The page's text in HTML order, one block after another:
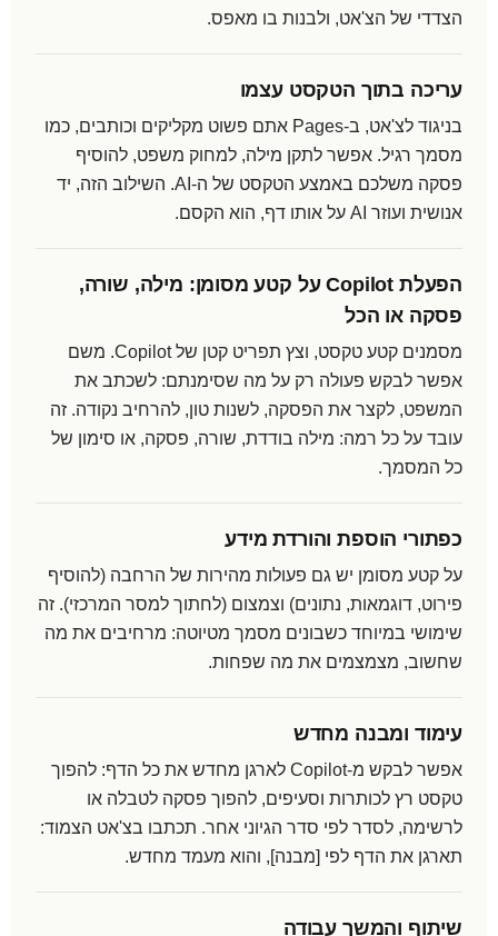
הצדדי של הצ'אט, ולבנות בו מאפס.
עריכה בתוך הטקסט עצמו
בניגוד לצ'אט, ב-Pages אתם פשוט מקליקים וכותבים, כמו
מסמך רגיל. אפשר לתקן מילה, למחוק משפט, להוסיף
פסקה משלכם באמצע הטקסט של ה-AI. השילוב הזה, יד
אנושית ועוזר AI על אותו דף, הוא הקסם.
הפעלת Copilot על קטע מסומן: מילה, שורה,
פסקה או הכל
מסמנים קטע טקסט, וצץ תפריט קטן של Copilot. משם
אפשר לבקש פעולה רק על מה שסימנתם: לשכתב את
המשפט, לקצר את הפסקה, לשנות טון, להרחיב נקודה. זה
עובד על כל רמה: מילה בודדת, שורה, פסקה, או סימון של
כל המסמך.
כפתורי הוספת והורדת מידע
על קטע מסומן יש גם פעולות מהירות של הרחבה (להוסיף
פירוט, דוגמאות, נתונים) וצמצום (לחתוך למסר המרכזי). זה
שימושי במיוחד כשבונים מסמך מטיוטה: מרחיבים את מה
שחשוב, מצמצמים את מה שפחות.
עימוד ומבנה מחדש
אפשר לבקש מ-Copilot לארגן מחדש את כל הדף: להפוך
טקסט רץ לכותרות וסעיפים, להפוך פסקה לטבלה או
לרשימה, לסדר לפי סדר הגיוני אחר. תכתבו בצ'אט הצמוד:
תארגן את הדף לפי [מבנה], והוא מעמד מחדש.
שיתוף והמשך עבודה